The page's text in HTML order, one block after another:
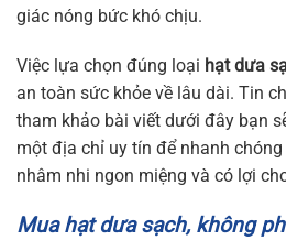
giác nóng bức khó chịu.
Việc lựa chọn đúng loại hạt dưa
an toàn sức khỏe về lâu dài. Tin
tham khảo bài viết dưới đây bạn
một địa chỉ uy tín để nhanh
nhâm nhi ngon miệng và có lợi
Mua hạt dưa sạch, không